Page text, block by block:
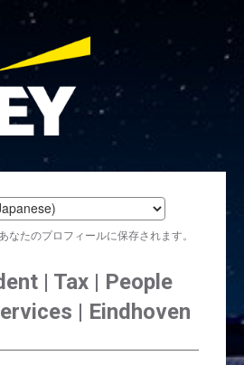
なたのプロフィールに保存されます。
| Tax | People
| Eindhoven